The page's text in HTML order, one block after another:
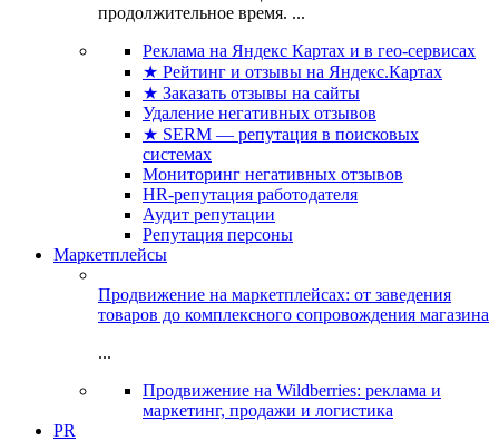
продолжительное время. ...
Реклама на Яндекс Картах и в гео-сервисах
★ Рейтинг и отзывы на Яндекс.Картах
★ Заказать отзывы на сайты
Удаление негативных отзывов
★ SERM — репутация в поисковых
системах
Мониторинг негативных отзывов
HR-репутация работодателя
Аудит репутации
Репутация персоны
Маркетплейсы
Продвижение на маркетплейсах: от заведения
товаров до комплексного сопровождения магазина
...
Продвижение на Wildberries: реклама и
маркетинг, продажи и логистика
PR